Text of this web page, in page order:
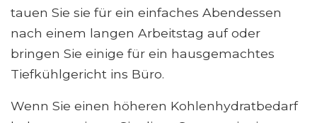
tauen Sie sie für ein einfaches Abendessen
nach einem langen Arbeitstag auf oder
bringen Sie einige für ein hausgemachtes
Tiefkühlgericht ins Büro.
Wenn Sie einen höheren Kohlenhydratbedarf